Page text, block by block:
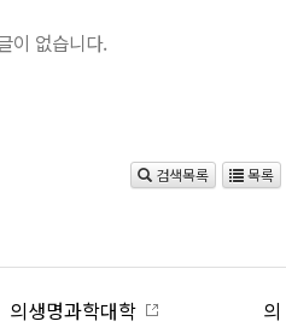
이 없습니다.
검색목록 목록
생명과학대학 의생